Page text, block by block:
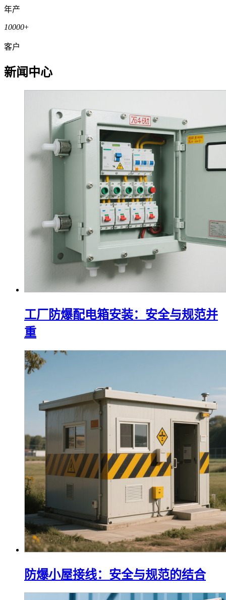
年产
10000+
客户
新闻中心
工厂防爆配电箱安装：安全与规范并
重
防爆小屋接线：安全与规范的结合